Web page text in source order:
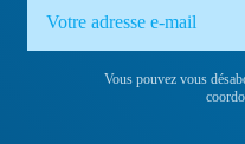
Vous pouvez vous